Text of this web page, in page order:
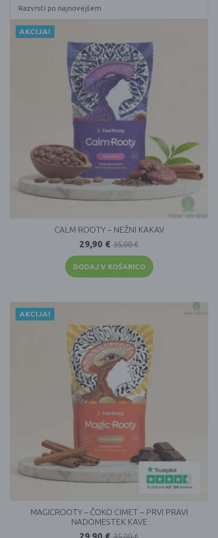
AKCIJA!
CALM ROOTY – NEŽNI KAKAV
35,00€
29,90 €
DODAJ V KOŠARICO
AKCIJA!
MAGICROOTY – ČOKO CIMET – PRVI PRAVI
NADOMESTEK KAVE